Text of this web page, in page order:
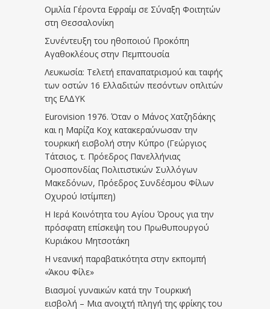
Ομιλία Γέροντα Εφραίμ σε Σύναξη Φοιτητών
στη Θεσσαλονίκη
Συνέντευξη του ηθοποιού Προκόπη
Αγαθοκλέους στην Πεμπτουσία
Λευκωσία: Τελετή επαναπατρισμού και ταφής
των οστών 16 Ελλαδιτών πεσόντων οπλιτών
της ΕΛΔΥΚ
Eurovision 1976. Όταν ο Μάνος Χατζηδάκης
και η Μαρίζα Κοχ κατακεραύνωσαν την
τουρκική εισβολή στην Κύπρο (Γεώργιος
Τάτσιος, τ. Πρόεδρος Πανελλήνιας
Ομοσπονδίας Πολιτιστικών Συλλόγων
Μακεδόνων, Πρόεδρος Συνδέσμου Φίλων
Οχυρού Ιστίμπεη)
Η Ιερά Κοινότητα του Αγίου Όρους για την
πρόσφατη επίσκεψη του Πρωθυπουργού
Κυριάκου Μητσοτάκη
Η νεανική παραβατικότητα στην εκπομπή
«Άκου Φίλε»
Βιασμοί γυναικών κατά την Τουρκική
εισβολή – Μια ανοιχτή πληγή της φρίκης του